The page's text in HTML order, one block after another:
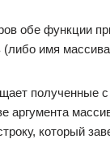
обе функции
имя
полученные
аргумента
который